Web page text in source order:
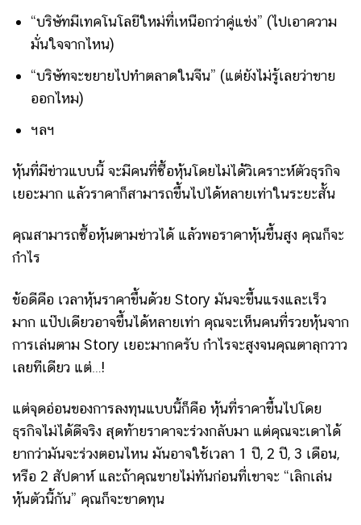
“บริษัทมีเทคโนโลยีใหม่ที่เหนือกว่าคู่แข่ง” (ไปเอาความ
มั่นใจจากไหน)
“บริษัทจะขยายไปทำตลาดในจีน” (แต่ยังไม่รู้เลยว่าขาย
ออกไหม)
ฯลฯ
หุ้นที่มีข่าวแบบนี้ จะมีคนที่ซื้อหุ้นโดยไม่ได้วิเคราะห์ตัวธุรกิจ
เยอะมาก แล้วราคาก็สามารถขึ้นไปได้หลายเท่าในระยะสั้น
คุณสามารถซื้อหุ้นตามข่าวได้ แล้วพอราคาหุ้นขึ้นสูง คุณก็จะ
กำไร
ข้อดีคือ เวลาหุ้นราคาขึ้นด้วย Story มันจะขึ้นแรงและเร็ว
มาก แป๊ปเดียวอาจขึ้นได้หลายเท่า คุณจะเห็นคนที่รวยหุ้นจาก
การเล่นตาม Story เยอะมากครับ กำไรจะสูงจนคุณตาลุกวาว
เลยทีเดียว แต่…!
แต่จุดอ่อนของการลงทุนแบบนี้ก็คือ หุ้นที่ราคาขึ้นไปโดย
ธุรกิจไม่ได้ดีจริง สุดท้ายราคาจะร่วงกลับมา แต่คุณจะเดาได้
ยากว่ามันจะร่วงตอนไหน มันอาจใช้เวลา 1 ปี, 2 ปี, 3 เดือน,
หรือ 2 สัปดาห์ และถ้าคุณขายไม่ทันก่อนที่เขาจะ “เลิกเล่น
หุ้นตัวนี้กัน” คุณก็จะขาดทุน